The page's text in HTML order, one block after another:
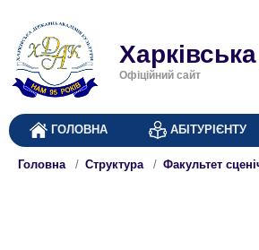
Офіційний сайт
ГОЛОВНА АБІТУРІЄНТУ
Головна Структура Факультет